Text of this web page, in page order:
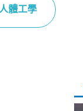
體工學